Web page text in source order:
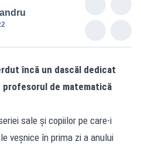
încă un dascăl dedicat
de matematică
sale şi copiilor pe care-i
veșnice în prima zi a anului